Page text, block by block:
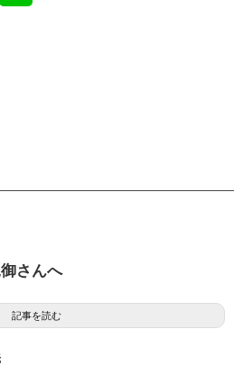
さんへ
記事を読む